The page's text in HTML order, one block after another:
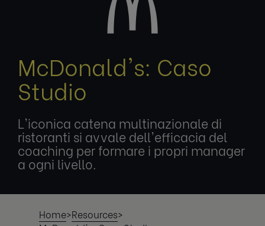
McDonald's: Caso
Studio
L'iconica catena multinazionale di
ristoranti si avvale dell'efficacia del
coaching per formare i propri manager
a ogni livello.
Home>Resources>